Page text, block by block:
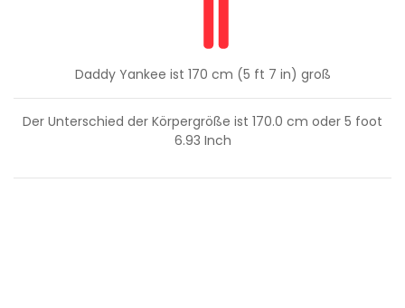
Daddy Yankee ist 170 cm (5 ft 7 in) groß
Der Unterschied der Körpergröße ist 170.0 cm oder 5 foot
6.93 Inch